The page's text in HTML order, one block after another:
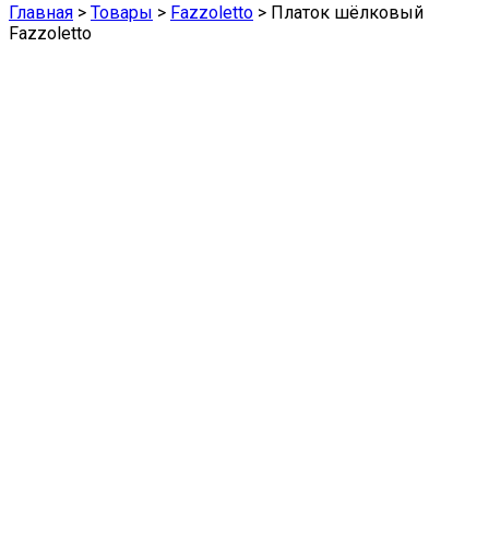
Главная > Товары > Fazzoletto > Платок шёлковый
Fazzoletto